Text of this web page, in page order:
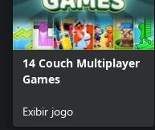
14 Couch Multiplayer
Games
Exibir jogo